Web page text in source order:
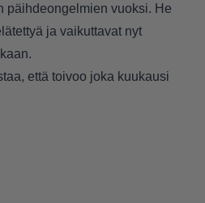
päihdeongelmien vuoksi. He
ja vaikuttavat nyt
että toivoo joka kuukausi